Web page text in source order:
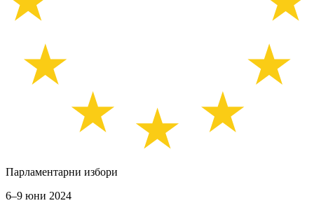
Парламентарни избори
6–9 юни 2024